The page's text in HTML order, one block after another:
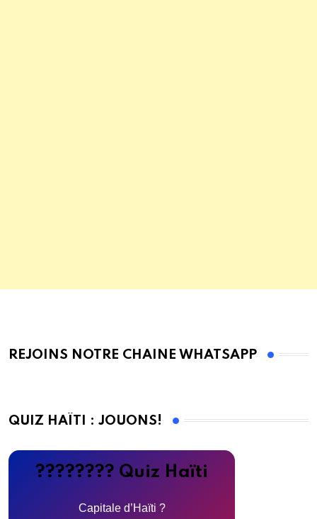
REJOINS NOTRE CHAINE WHATSAPP
QUIZ HAÏTI : JOUONS!
???????? Quiz Haïti
Capitale d’Haïti ?